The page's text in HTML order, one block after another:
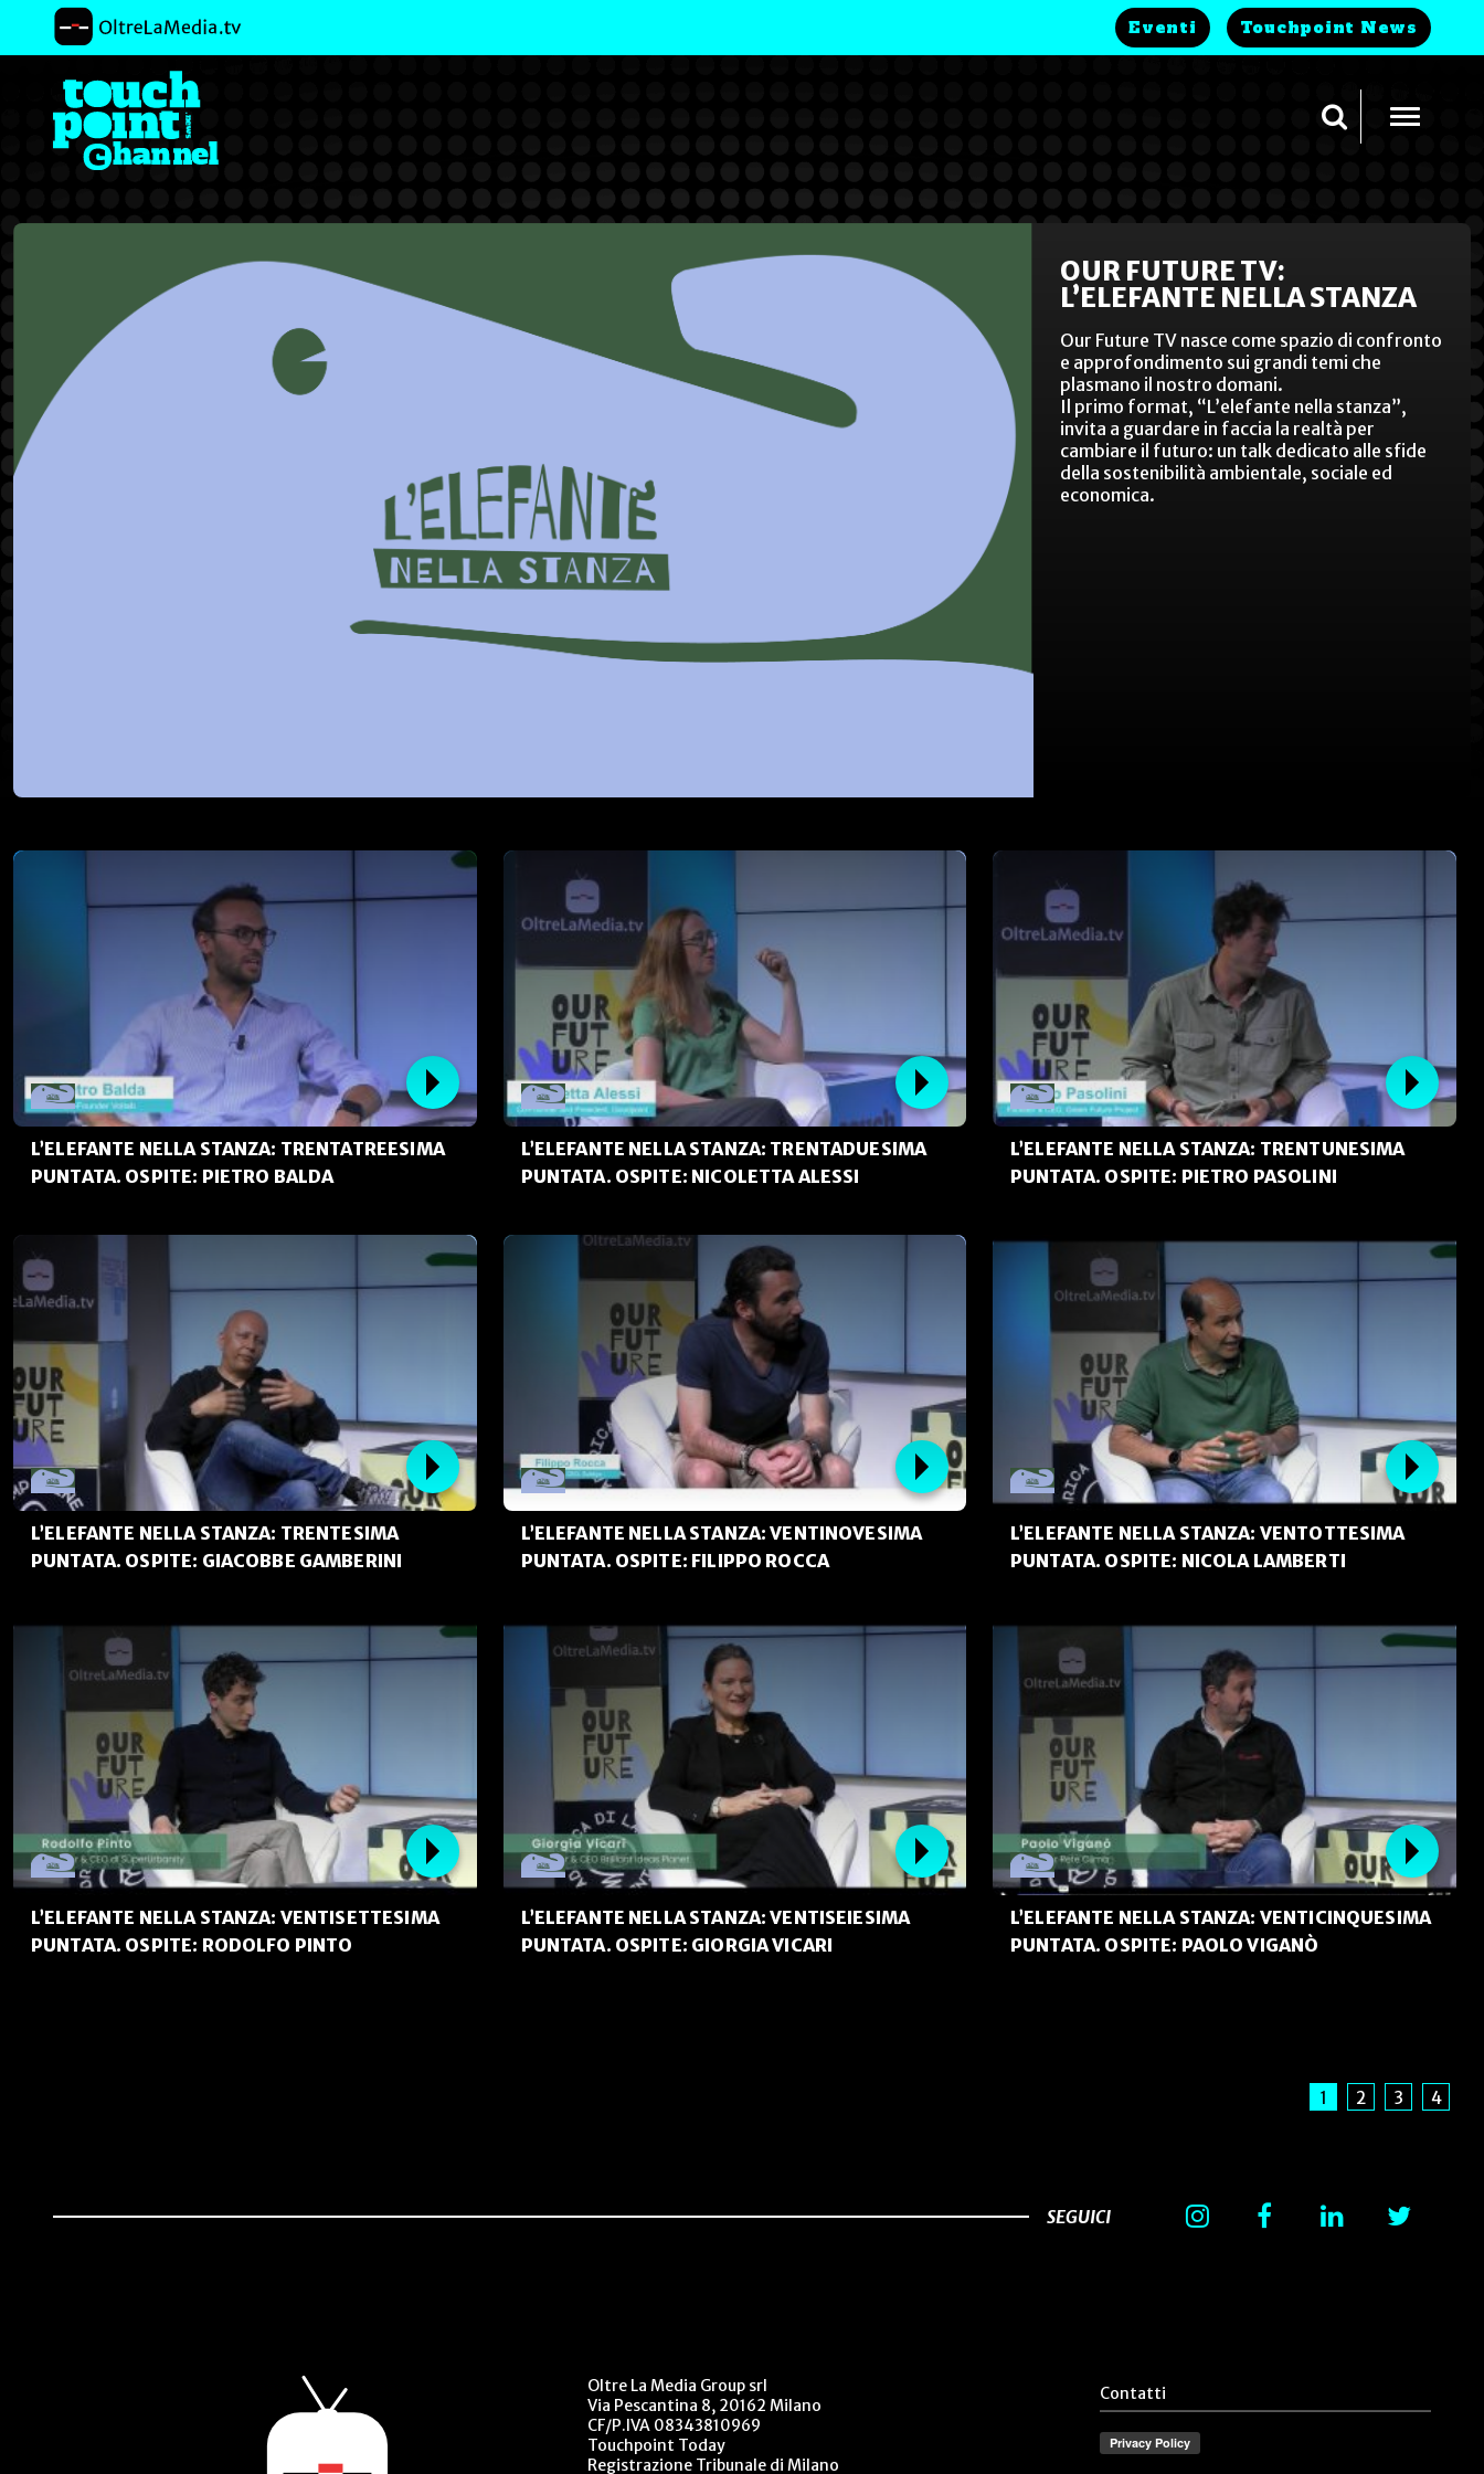
Eventi Touchpoint News
OUR FUTURE TV:
L’ELEFANTE NELLA STANZA
Our Future TV nasce come spazio di confronto
e approfondimento sui grandi temi che
plasmano il nostro domani.
Il primo format, “L’elefante nella stanza”,
invita a guardare in faccia la realtà per
cambiare il futuro: un talk dedicato alle sfide
della sostenibilità ambientale, sociale ed
economica.
L’ELEFANTE NELLA STANZA: TRENTATREESIMA
PUNTATA. OSPITE: PIETRO BALDA
L’ELEFANTE NELLA STANZA: TRENTADUESIMA
PUNTATA. OSPITE: NICOLETTA ALESSI
L’ELEFANTE NELLA STANZA: TRENTUNESIMA
PUNTATA. OSPITE: PIETRO PASOLINI
L’ELEFANTE NELLA STANZA: TRENTESIMA
PUNTATA. OSPITE: GIACOBBE GAMBERINI
L’ELEFANTE NELLA STANZA: VENTINOVESIMA
PUNTATA. OSPITE: FILIPPO ROCCA
L’ELEFANTE NELLA STANZA: VENTOTTESIMA
PUNTATA. OSPITE: NICOLA LAMBERTI
L’ELEFANTE NELLA STANZA: VENTISETTESIMA
PUNTATA. OSPITE: RODOLFO PINTO
L’ELEFANTE NELLA STANZA: VENTISEIESIMA
PUNTATA. OSPITE: GIORGIA VICARI
L’ELEFANTE NELLA STANZA: VENTICINQUESIMA
PUNTATA. OSPITE: PAOLO VIGANÒ
1 2 3 4
SEGUICI
Oltre La Media Group srl
Via Pescantina 8, 20162 Milano
CF/P.IVA 08343810969
Touchpoint Today
Registrazione Tribunale di Milano
Contatti